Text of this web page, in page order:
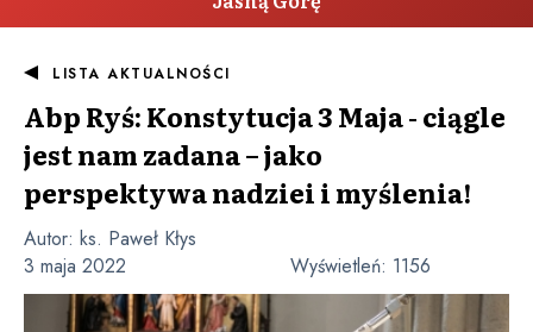
LISTA AKTUALNOŚCI
Abp Ryś: Konstytucja 3 Maja - ciągle
jest nam zadana – jako
perspektywa nadziei i myślenia!
Autor: ks. Paweł Kłys
3 maja 2022
Wyświetleń: 1156